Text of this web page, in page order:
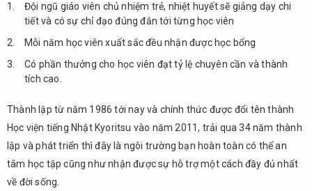
Đội ngũ giáo viên chủ nhiệm trẻ, nhiệt huyết sẽ giảng dạy chi
tiết và có sự chỉ đạo đúng đắn tới từng học viên
Mỗi năm học viên xuất sắc đều nhận được học bổng
Có phần thưởng cho học viên đạt tỷ lệ chuyên cần và thành
tích cao.
Thành lập từ năm 1986 tới nay và chính thức được đổi tên thành
Học viện tiếng Nhật Kyoritsu vào năm 2011, trải qua 34 năm thành
lập và phát triển thì đây là ngôi trường bạn hoàn toàn có thể an
tâm học tập cũng như nhận được sự hỗ trợ một cách đầy đủ nhất
về đời sống.